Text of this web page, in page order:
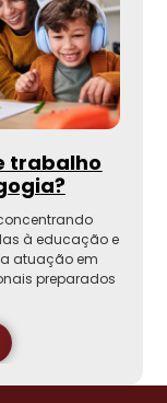
trabalho
à educação e
atuação em
preparados